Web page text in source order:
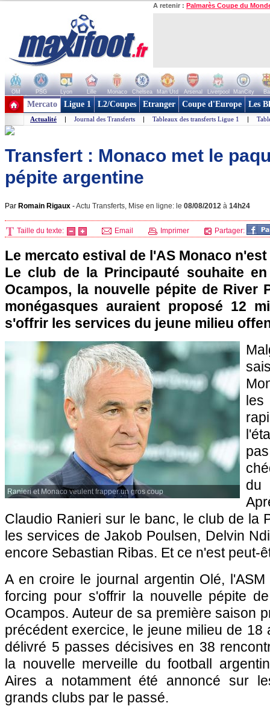
A retenir : Palmarès Coupe du
OM PSG Lyon Lille Monaco Chelsea Man Utd Arsenal Liverpool ManCity
+ de clubs
Mercato Ligue 1 L2/Coupes Etranger Coupe d'Europe Les
Actualité | Journal des Transferts | Tableaux des transferts Ligue 1 |
Transfert : Monaco met le
pépite argentine
Par Romain Rigaux -Actu Transferts, Mise en ligne: le 08/08/2012 à 14h24
Taille du texte: Email Imprimer Partager:
Le mercato estival de l'AS Monaco n'est
Le club de la Principauté souhaite
Ocampos, la nouvelle pépite de River
monégasques auraient proposé 12
s'offrir les services du jeune milieu
Ranieri et Monaco veulent frapper un gros coup
Claudio Ranieri sur le banc, le club de la
les services de Jakob Poulsen, Delvin
encore Sebastian Ribas. Et ce n'est peut-
A en croire le journal argentin Olé, l'ASM
forcing pour s'offrir la nouvelle pépite
Ocampos. Auteur de sa première saison
précédent exercice, le jeune milieu de 18
délivré 5 passes décisives en 38
la nouvelle merveille du football
Aires a notamment été annoncé sur
grands clubs par le passé.